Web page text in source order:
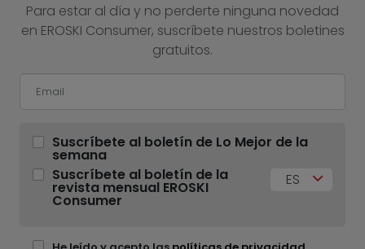
Para estar al día y no perderte ninguna novedad
en EROSKI Consumer, suscríbete nuestros boletines
gratuitos.
Suscríbete al boletín de Lo Mejor de la
semana
Suscríbete al boletín de la
revista mensual EROSKI
Consumer
ES